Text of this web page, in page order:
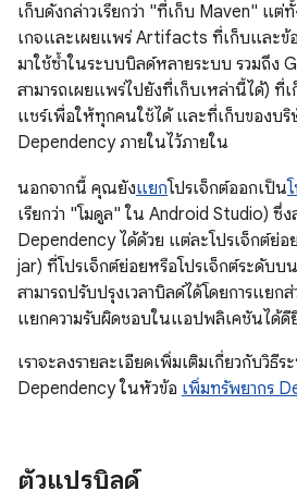
เก็บดังกล่าวเรียกว่า "ที่เก็บ Maven" แ
เกจและเผยแพร่ Artifacts ที่เก็บและข้
มาใช้ซ้ำในระบบบิลด์หลายระบบ รวมถึง
สามารถเผยแพร่ไปยังที่เก็บเหล่านี้ได้) ที่
แชร์เพื่อให้ทุกคนใช้ได้ และที่เก็บของบริ
Dependency ภายในไว้ภายใน
นอกจากนี้ คุณยังแยกโปรเจ็กต์ออกเป็น
เรียกว่า "โมดูล" ใน Android Studio) ซึ่ง
Dependency ได้ด้วย แต่ละโปรเจ็กต์ย่อ
jar) ที่โปรเจ็กต์ย่อยหรือโปรเจ็กต์ระดับบ
สามารถปรับปรุงเวลาบิลด์ได้โดยการแยก
แยกความรับผิดชอบในแอปพลิเคชันได้ดี
เราจะลงรายละเอียดเพิ่มเติมเกี่ยวกับวิธีร
Dependency ในหัวข้อ เพิ่มทรัพยากร
ตัวแปรบิลด์